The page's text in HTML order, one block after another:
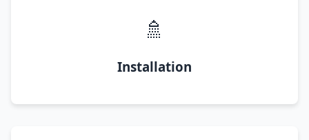
🚿
Installation